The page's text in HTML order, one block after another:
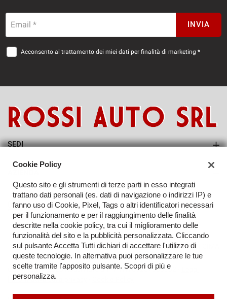
Email * INVIA
Acconsento al trattamento dei miei dati per finalità di marketing *
SEDI
Sede di Abbiategrasso
Contatti
TORNA IN CIMA
Copyright © 2026 Rossi Auto Srl - P.IVA 09207080962 -
l'informativa sulla privacy
Cookie Policy
Questo sito e gli strumenti di terze parti in esso integrati
trattano dati personali (es. dati di navigazione o indirizzi IP) e
fanno uso di Cookie, Pixel, Tags o altri identificatori necessari
per il funzionamento e per il raggiungimento delle finalità
descritte nella cookie policy, tra cui il miglioramento delle
funzionalità del sito e la pubblicità personalizzata. Cliccando
sul pulsante Accetta Tutti dichiari di accettare l'utilizzo di
queste tecnologie. In alternativa puoi personalizzare le tue
scelte tramite l'apposito pulsante. Scopri di più e
personalizza.